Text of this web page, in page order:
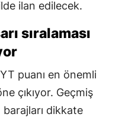
ilan edilecek.
sıralaması
puanı en önemli
çıkıyor. Geçmiş
dikkate